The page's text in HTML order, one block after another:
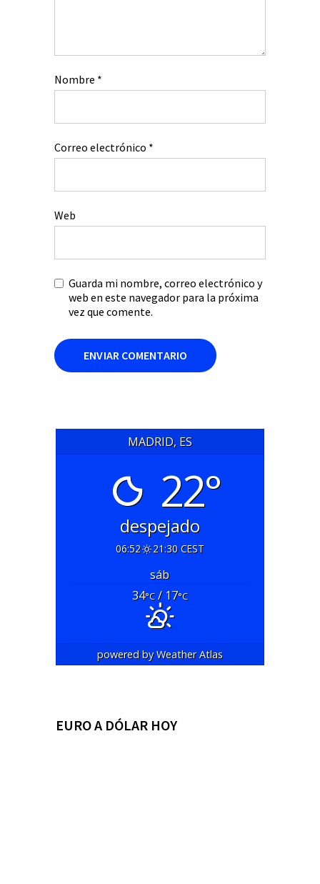
Nombre *
Correo electrónico *
Web
Guarda mi nombre, correo electrónico y
web en este navegador para la próxima
vez que comente.
MADRID, ES
22°
despejado
06:52 21:30 CEST
sáb
34°C/ 17°C
powered byWeather Atlas
EURO A DÓLAR HOY